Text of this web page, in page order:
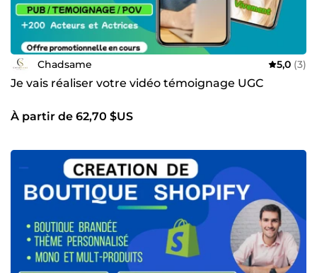
Chadsame 5,0 (3)
Je vais réaliser votre vidéo témoignage UGC
À partir de 62,70 $US